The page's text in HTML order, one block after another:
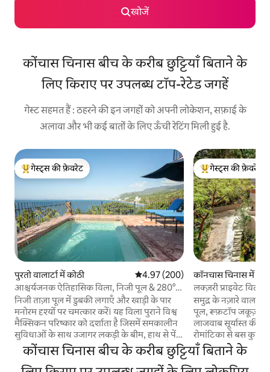
खोजें
कोंचास चिनास बीच के करीब छुट्टियाँ बिताने के
लिए किराए पर उपलब्ध टॉप-रेटेड जगहें
गेस्ट सहमत हैं : ठहरने की इन जगहों को अपनी लोकेशन, सफ़ाई के
अलावा और भी कई बातों के लिए ऊँची रेटिंग मिली हुई है.
गेस्ट्स का टॉप फ़ेवरेट
गेस्ट्स की फ़ेवरेट
पुरतो वालार्टा में कोठी औसत रेटिंग 5 में से 4.97, 200 समीक्षाएँ
4.97 (200)
आश्चर्यजनक ऐतिहासिक विला, निजी पूल & 280°
दृश्य
निजी ताज़ा पूल में डुबकी लगाएँ और खाड़ी के पार
मनोरम दृश्यों पर चमत्कार करें। यह विला पुराने विश्व
मैक्सिकन परिष्कार को दर्शाता है जिसमें समकालीन
सुविधाओं के साथ उजागर लकड़ी के बीम, हाथ से पेंट
की गई टाइलें और औपनिवेशिक प्राचीन वस्तुएं हैं।
हमारा विला उत्तर में उत्तर में प्यूर्टो वल्लर्टा और दक्षिण
में लॉस आर्कोस की खाड़ी के मनोरम दृश्यों के साथ
गेस्ट्स का टॉप फ़ेवरेट
गेस्ट्स की फ़ेवरेट
कॉनचास चिनास में घर
लक्ज़री प्राइवेट विला
समुद्र के नज़ारे वाला
पूल, रूफ़टॉप जकूज़ी,
लाजवाब सूर्यास्त की
रोमांटिका से बस कुछ
एक्सक्लूसिव कॉन्चास
अटैच बाथरूम वाले
टीवी रूम और 6.5
कोंचास चिनास बीच के करीब छुट्टियाँ बिताने के